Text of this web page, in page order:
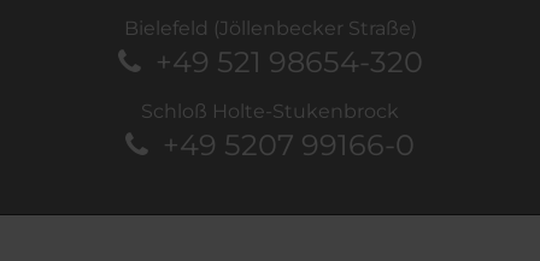
Bielefeld (Jöllenbecker Straße)
+49 521 98654-320
Schloß Holte-Stukenbrock
+49 5207 99166-0